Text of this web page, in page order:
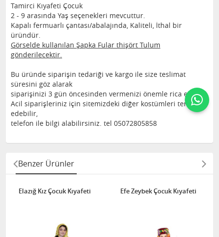
Tamirci Kıyafeti Çocuk
2 - 9 arasında Yaş seçenekleri mevcuttur.
Kapalı fermuarlı çantası/abalajında, Kaliteli, İthal bir
üründür.
Görselde kullanılan Şapka Fular thişört Tulum
gönderilecektir.
Bu üründe siparişin tedariği ve kargo ile size teslimat
süresini göz alarak
siparişinizi 3 gün öncesinden vermenizi önemle rica ederiz.
Acil siparişleriniz için sitemizdeki diğer kostümleri tercih
edebilir,
telefon ile bilgi alabilirsiniz. tel 05072805858
Benzer Ürünler
Elazığ Kız Çocuk Kıyafeti Efe Zeybek Çocuk Kıyafeti